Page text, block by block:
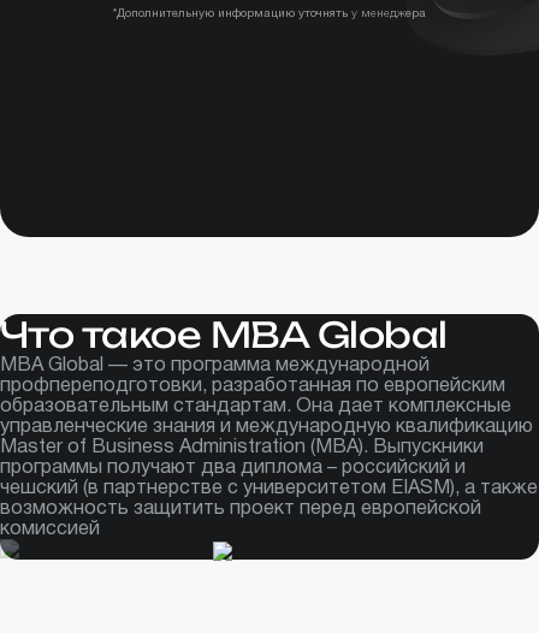
*Дополнительную информацию уточнять у менеджера
Что такое MBA Global
MBA Global — это программа международной
профпереподготовки, разработанная по европейским
образовательным стандартам. Она дает комплексные
управленческие знания и международную квалификацию
Master of Business Administration (MBA). Выпускники
программы получают два диплома – российский и
чешский (в партнерстве с университетом EIASM), а также
возможность защитить проект перед европейской
комиссией